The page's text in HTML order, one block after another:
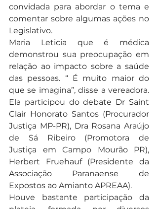
convidada para abordar o tema e
comentar sobre algumas ações no
Legislativo.
Maria Leticia que é médica
demonstrou sua preocupação em
relação ao impacto sobre a saúde
das pessoas. “ É muito maior do
que se imagina”, disse a vereadora.
Ela participou do debate Dr Saint
Clair Honorato Santos (Procurador
Justiça MP-PR), Dra Rosana Araújo
de Sá Ribeiro (Promotora de
Justiça em Campo Mourão PR),
Herbert Fruehauf (Presidente da
Associação Paranaense de
Expostos ao Amianto APREAA).
Houve bastante participação da